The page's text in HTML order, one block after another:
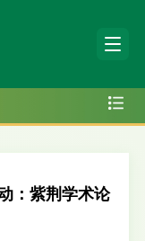
：紫荆学术论